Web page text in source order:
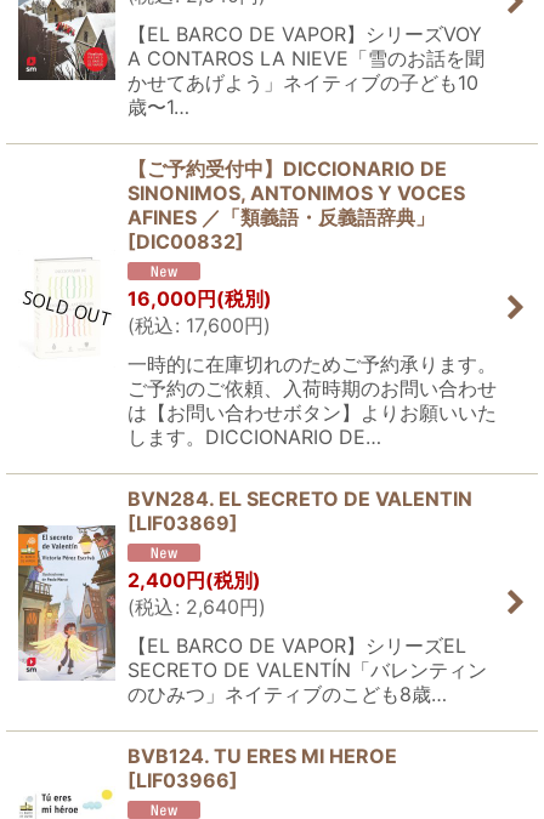
【EL BARCO DE VAPOR】シリーズVOY
A CONTAROS LA NIEVE「雪のお話を聞
かせてあげよう」ネイティブの子ども10
歳〜1…
【ご予約受付中】DICCIONARIO DE
SINONIMOS, ANTONIMOS Y VOCES
AFINES ／「類義語・反義語辞典」
[DIC00832]
16,000円(税別)
(税込: 17,600円)
一時的に在庫切れのためご予約承ります。
ご予約のご依頼、入荷時期のお問い合わせ
は【お問い合わせボタン】よりお願いいた
します。DICCIONARIO DE…
BVN284. EL SECRETO DE VALENTIN
[LIF03869]
2,400円 (税別)
(税込: 2,640円)
【EL BARCO DE VAPOR】シリーズEL
SECRETO DE VALENTÍN「バレンティン
のひみつ」ネイティブのこども8歳…
BVB124. TU ERES MI HEROE
[LIF03966]